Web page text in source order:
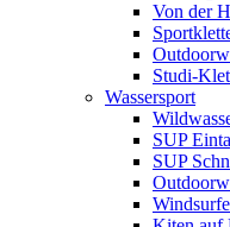
Von der
Studi-
Wassersport
SUP
SUP